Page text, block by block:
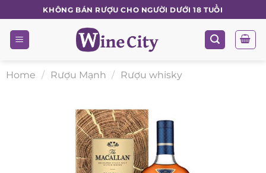
to
content
KHÔNG BÁN RƯỢU CHO NGƯỜI DƯỚI 18 TUỔI
Home / Rượu Mạnh / Rượu whisky